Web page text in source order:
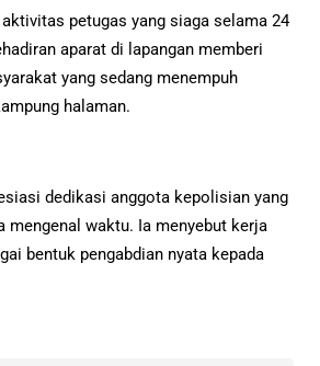
petugas yang siaga selama 24
aparat di lapangan memberi
yang sedang menempuh
halaman.
dedikasi anggota kepolisian yang
mengenal waktu. Ia menyebut kerja
bentuk pengabdian nyata kepada